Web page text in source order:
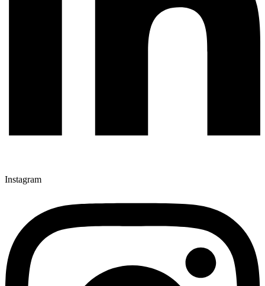
Instagram